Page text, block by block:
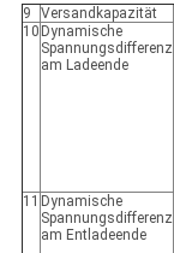
9
Versandkapazität
10 Dynamische
Spannungsdifferenz
am Ladeende
11 Dynamische
Spannungsdifferenz
am Entladeende